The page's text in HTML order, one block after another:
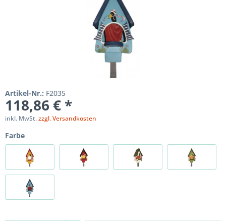
Artikel-Nr.: F2035
118,86 € *
inkl. MwSt.zzgl. Versandkosten
Farbe